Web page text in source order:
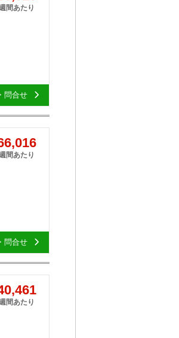
間あたり
問合せ
間あたり
問合せ
間あたり